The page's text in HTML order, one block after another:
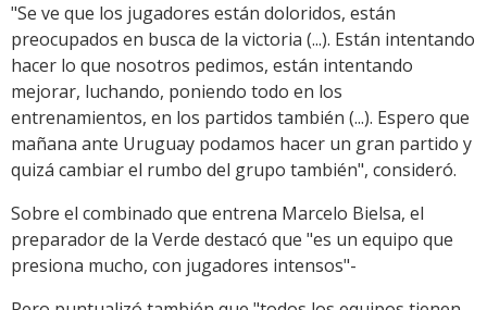
"Se ve que los jugadores están doloridos, están
preocupados en busca de la victoria (...). Están intentando
hacer lo que nosotros pedimos, están intentando
mejorar, luchando, poniendo todo en los
entrenamientos, en los partidos también (...). Espero que
mañana ante Uruguay podamos hacer un gran partido y
quizá cambiar el rumbo del grupo también", consideró.
Sobre el combinado que entrena Marcelo Bielsa, el
preparador de la Verde destacó que "es un equipo que
presiona mucho, con jugadores intensos"-